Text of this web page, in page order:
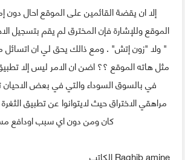
إلا ان يقضة القائمين على الموقع احال
الموقع وللإشارة فإن المخترق لم يقم بتسجيل
" ولا "زون إتش" . ومع ذالك يحق لي ان اتسائل
مثل هاته الموقع ؟؟ اضن ان الامر ليس إلا
في بالسوق السوداء والتي في بعض
مراهقي الاختراق حيث لايتوانوا عن تطبيق
كان ومن دون اي سبب اودافع